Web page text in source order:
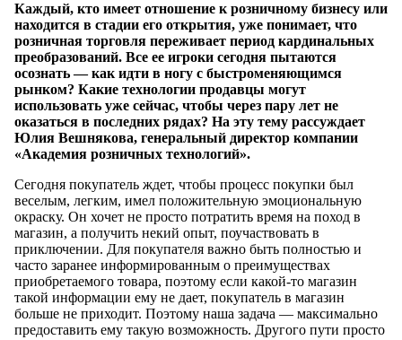
Каждый, кто имеет отношение к розничному бизнесу или
находится в стадии его открытия, уже понимает, что
розничная торговля переживает период кардинальных
преобразований. Все ее игроки сегодня пытаются
осознать — как идти в ногу с быстроменяющимся
рынком? Какие технологии продавцы могут
использовать уже сейчас, чтобы через пару лет не
оказаться в последних рядах? На эту тему рассуждает
Юлия Вешнякова, генеральный директор компании
«Академия розничных технологий».
Сегодня покупатель ждет, чтобы процесс покупки был
веселым, легким, имел положительную эмоциональную
окраску. Он хочет не просто потратить время на поход в
магазин, а получить некий опыт, поучаствовать в
приключении. Для покупателя важно быть полностью и
часто заранее информированным о преимуществах
приобретаемого товара, поэтому если какой-то магазин
такой информации ему не дает, покупатель в магазин
больше не приходит. Поэтому наша задача — максимально
предоставить ему такую возможность. Другого пути просто